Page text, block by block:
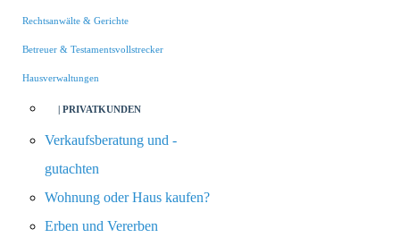
Rechtsanwälte & Gerichte
Betreuer & Testamentsvollstrecker
Hausverwaltungen
| PRIVATKUNDEN
Verkaufsberatung und -
gutachten
Wohnung oder Haus kaufen?
Erben und Vererben